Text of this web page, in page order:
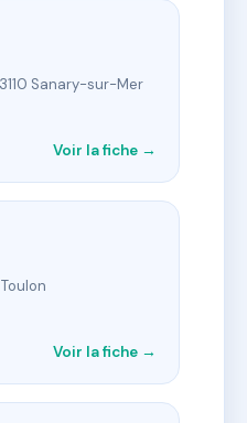
Sanary-sur-Mer
Voir la fiche →
Voir la fiche →